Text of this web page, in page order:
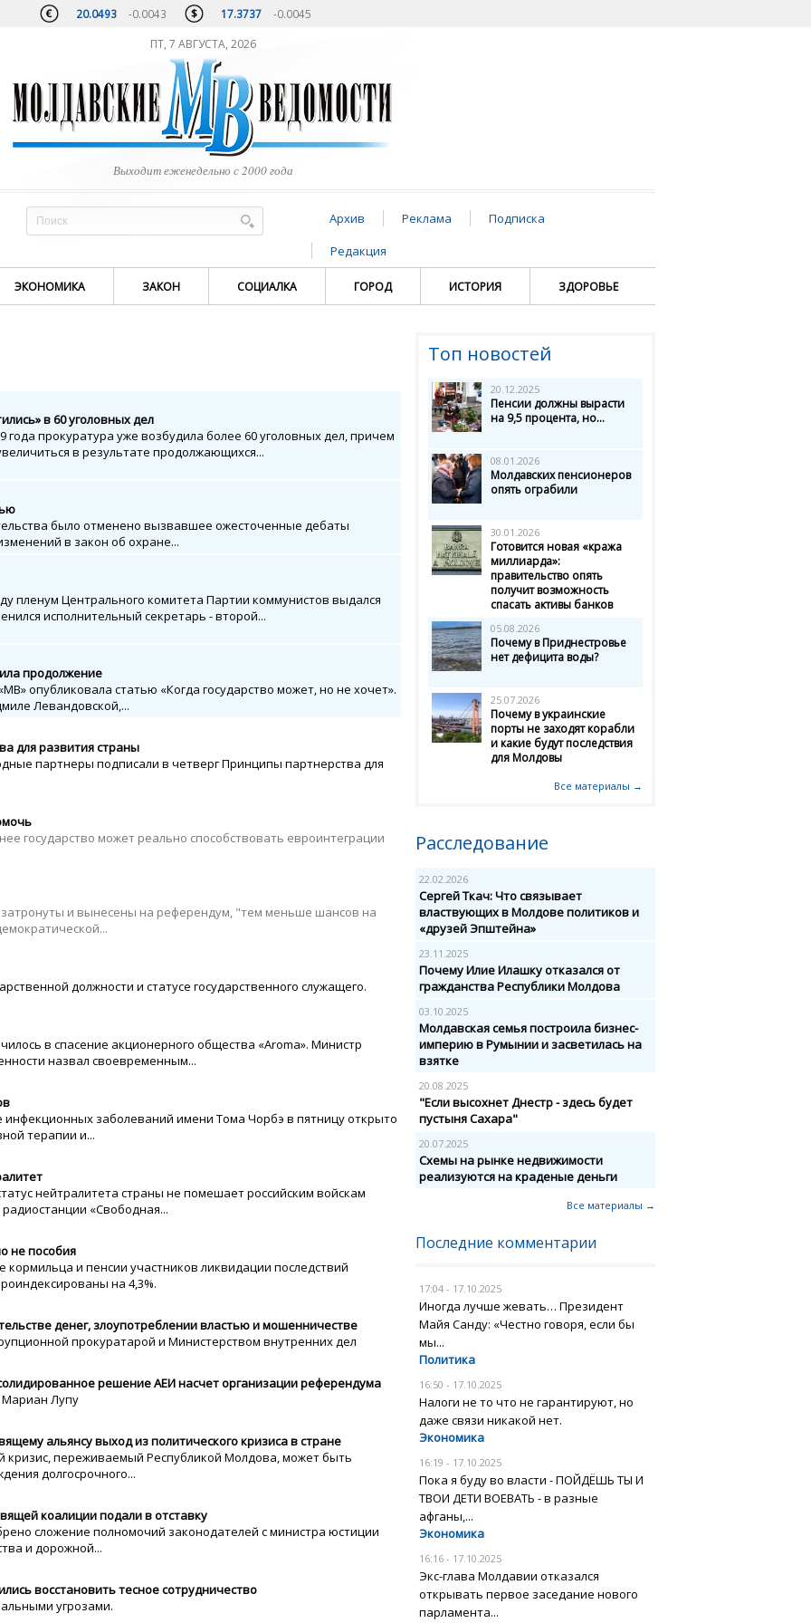
20.0493 -0.0043 17.3737 -0.0045
ПТ, 7 АВГУСТА, 2026
Выходит еженедельно с 2000 года
Архив Реклама
Подписка
Редакция
ЭКОНОМИКА ЗАКОН СОЦИАЛКА ГОРОД ИСТОРИЯ ЗДОРОВЬЕ
в 60 уголовных дел
года прокуратура уже возбудила более 60 уголовных дел, причем
в результате продолжающихся...
было отменено вызвавшее ожесточенные дебаты
в закон об охране...
пленум Центрального комитета Партии коммунистов выдался
исполнительный секретарь - второй...
продолжение
опубликовала статью «Когда государство может, но не хочет».
Левандовской,...
для развития страны
партнеры подписали в четверг Принципы партнерства для
государство может реально способствовать евроинтеграции
и вынесены на референдум, "тем меньше шансов на
должности и статусе государственного служащего.
в спасение акционерного общества «Aroma». Министр
назвал своевременным...
инфекционных заболеваний имени Тома Чорбэ в пятницу открыто
терапии и...
нейтралитета страны не помешает российским войскам
«Свободная...
не пособия
кормильца и пенсии участников ликвидации последствий
на 4,3%.
денег, злоупотреблении властью и мошенничестве
прокуратарой и Министерством внутренних дел
решение АЕИ насчет организации референдума
Мариан Лупу
альянсу выход из политического кризиса в стране
кризис, переживаемый Республикой Молдова, может быть
долгосрочного...
коалиции подали в отставку
сложение полномочий законодателей с министра юстиции
и дорожной...
восстановить тесное сотрудничество
угрозами.
Топ новостей
20.12.2025
Пенсии должны вырасти
на 9,5 процента, но...
08.01.2026
Молдавских пенсионеров
опять ограбили
30.01.2026
Готовится новая «кража
миллиарда»:
правительство опять
получит возможность
спасать активы банков
05.08.2026
Почему в Приднестровье
нет дефицита воды?
25.07.2026
Почему в украинские
порты не заходят корабли
и какие будут последствия
для Молдовы
Все материалы →
Расследование
22.02.2026
Сергей Ткач: Что связывает
властвующих в Молдове политиков и
«друзей Эпштейна»
23.11.2025
Почему Илие Илашку отказался от
гражданства Республики Молдова
03.10.2025
Молдавская семья построила бизнес-
империю в Румынии и засветилась на
взятке
20.08.2025
"Если высохнет Днестр - здесь будет
пустыня Сахара"
20.07.2025
Схемы на рынке недвижимости
реализуются на краденые деньги
Все материалы →
Последние комментарии
17:04 - 17.10.2025
Иногда лучше жевать… Президент
Майя Санду: «Честно говоря, если бы
мы...
Политика
16:50 - 17.10.2025
Налоги не то что не гарантируют, но
даже связи никакой нет.
Экономика
16:19 - 17.10.2025
Пока я буду во власти - ПОЙДЁШЬ ТЫ И
ТВОИ ДЕТИ ВОЕВАТЬ - в разные
афганы,...
Экономика
16:16 - 17.10.2025
Экс-глава Молдавии отказался
открывать первое заседание нового
парламента...